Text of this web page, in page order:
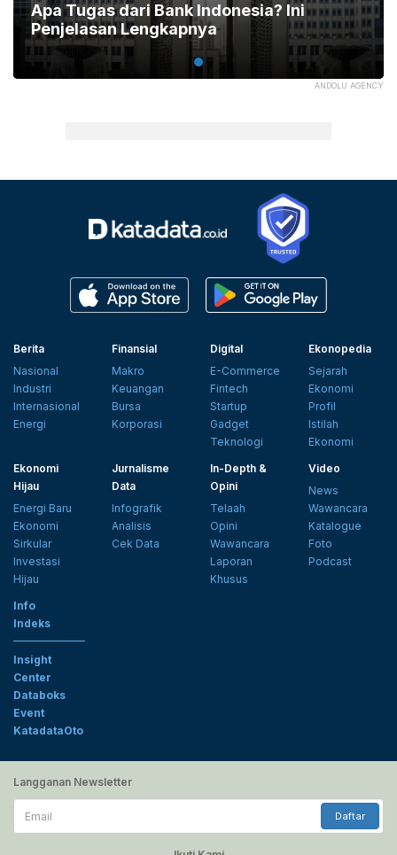
ANDOLU AGENCY
Apa Tugas dari Bank Indonesia? Ini
Penjelasan Lengkapnya
Berita
Nasional
Industri
Internasional
Energi
Finansial
Makro
Keuangan
Bursa
Korporasi
Digital
E-Commerce
Fintech
Startup
Gadget
Teknologi
Ekonopedia
Sejarah
Ekonomi
Profil
Istilah
Ekonomi
Ekonomi
Hijau
Energi Baru
Ekonomi
Sirkular
Investasi
Hijau
Jurnalisme
Data
Infografik
Analisis
Cek Data
In-Depth &
Opini
Telaah
Opini
Wawancara
Laporan
Khusus
Video
News
Wawancara
Katalogue
Foto
Podcast
Info
Indeks
Insight
Center
Databoks
Event
KatadataOto
Langganan Newsletter
Email
Daftar